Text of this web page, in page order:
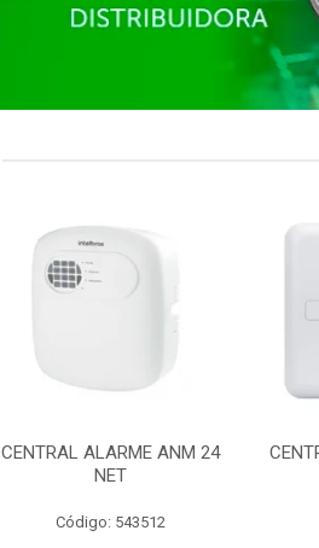
CENTRAL ALARME ANM 24
NET
Código: 543512